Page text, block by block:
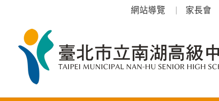
網站導覽 家長會